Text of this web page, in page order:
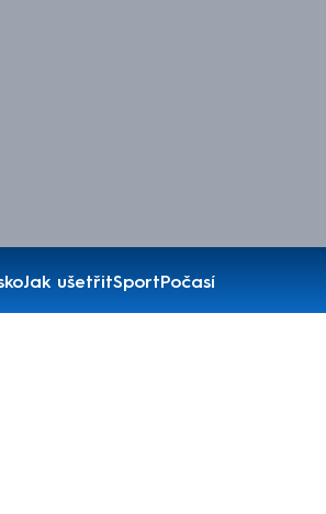
Jak ušetřitSportPočasí